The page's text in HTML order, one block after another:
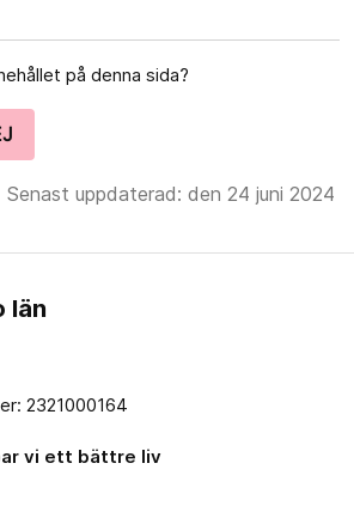
på denna sida?
Senast uppdaterad: den 24 juni 2024
län
2321000164
vi ett bättre liv